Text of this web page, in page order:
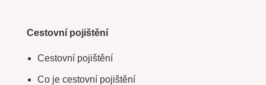
Cestovní pojištění
Cestovní pojištění
Co je cestovní pojištění